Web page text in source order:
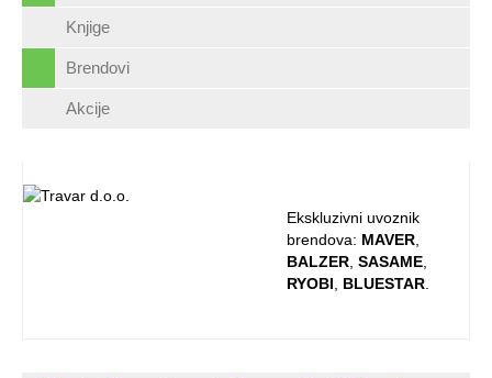
Knjige
Brendovi
Akcije
Ekskluzivni uvoznik
brendova: MAVER
BALZER SASAME
RYOBI
BLUESTAR